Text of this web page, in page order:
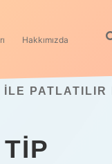
Hakkımızda
PATLATILIR